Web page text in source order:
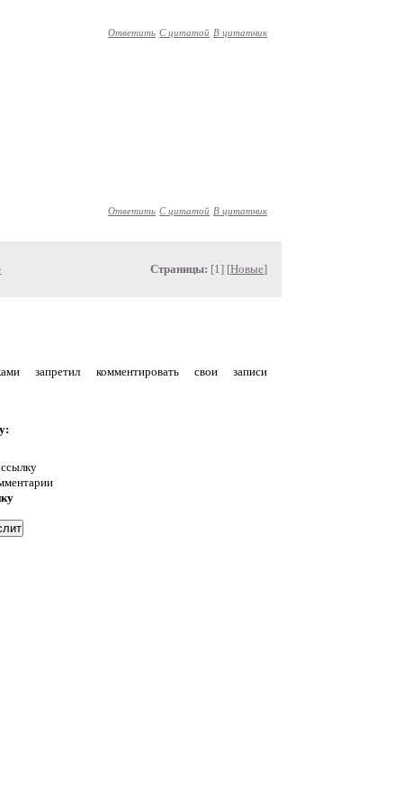
Ответить С цитатой В цитатник
Ответить С цитатой В цитатник
Страницы: [1] [Новые]
запретил комментировать свои записи